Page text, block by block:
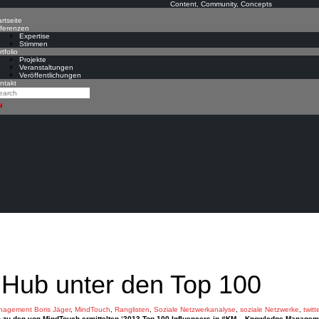
Content, Community, Concepts
Expertise
Stimmen
Projekte
Veranstaltungen
Veröffentlichungen
unter den Top 100
Boris Jäger, MindTouch Ranglisten Soziale Netzwerkanalyse soziale Netzwerke